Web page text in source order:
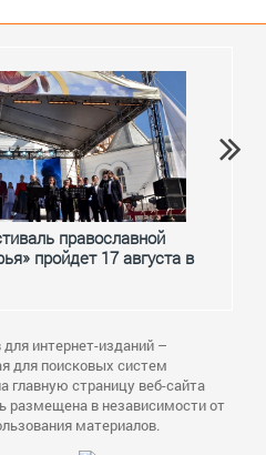
православной
пройдет 17 августа в
интернет-изданий –
для поисковых систем
главную страницу веб-сайта
размещена в независимости от
материалов.